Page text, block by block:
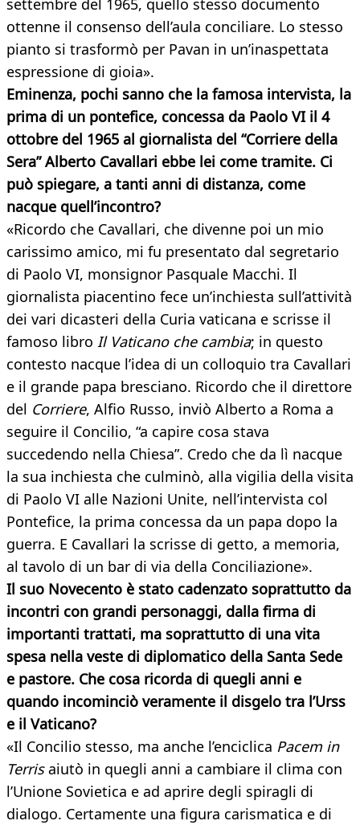
settembre del 1965, quello stesso documento
ottenne il consenso dell’aula conciliare. Lo stesso
pianto si trasformò per Pavan in un’inaspettata
espressione di gioia».
Eminenza, pochi sanno che la famosa intervista, la
prima di un pontefice, concessa da Paolo VI il 4
ottobre del 1965 al giornalista del “Corriere della
Sera” Alberto Cavallari ebbe lei come tramite. Ci
può spiegare, a tanti anni di distanza, come
nacque quell’incontro?
«Ricordo che Cavallari, che divenne poi un mio
carissimo amico, mi fu presentato dal segretario
di Paolo VI, monsignor Pasquale Macchi. Il
giornalista piacentino fece un’inchiesta sull’attività
dei vari dicasteri della Curia vaticana e scrisse il
famoso libro Il Vaticano che cambia; in questo
contesto nacque l’idea di un colloquio tra Cavallari
e il grande papa bresciano. Ricordo che il direttore
del Corriere, Alfio Russo, inviò Alberto a Roma a
seguire il Concilio, “a capire cosa stava
succedendo nella Chiesa”. Credo che da lì nacque
la sua inchiesta che culminò, alla vigilia della visita
di Paolo VI alle Nazioni Unite, nell’intervista col
Pontefice, la prima concessa da un papa dopo la
guerra. E Cavallari la scrisse di getto, a memoria,
al tavolo di un bar di via della Conciliazione».
Il suo Novecento è stato cadenzato soprattutto da
incontri con grandi personaggi, dalla firma di
importanti trattati, ma soprattutto di una vita
spesa nella veste di diplomatico della Santa Sede
e pastore. Che cosa ricorda di quegli anni e
quando incominciò veramente il disgelo tra l’Urss
e il Vaticano?
«Il Concilio stesso, ma anche l’enciclica Pacem in
Terrisaiutò in quegli anni a cambiare il clima con
l’Unione Sovietica e ad aprire degli spiragli di
dialogo. Certamente una figura carismatica e di